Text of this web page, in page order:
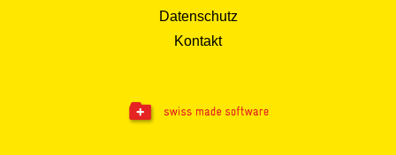
Datenschutz
Kontakt